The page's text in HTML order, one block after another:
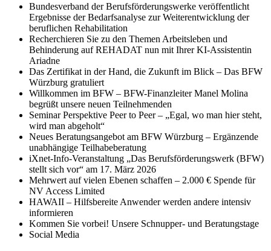
Bundesverband der Berufsförderungswerke veröffentlicht
Ergebnisse der Bedarfsanalyse zur Weiterentwicklung der
beruflichen Rehabilitation
Recherchieren Sie zu den Themen Arbeitsleben und
Behinderung auf REHADAT nun mit Ihrer KI-Assistentin
Ariadne
Das Zertifikat in der Hand, die Zukunft im Blick – Das BFW
Würzburg gratuliert
Willkommen im BFW – BFW-Finanzleiter Manel Molina
begrüßt unsere neuen Teilnehmenden
Seminar Perspektive Peer to Peer – „Egal, wo man hier steht,
wird man abgeholt“
Neues Beratungsangebot am BFW Würzburg – Ergänzende
unabhängige Teilhabeberatung
iXnet-Info-Veranstaltung „Das Berufsförderungswerk (BFW)
stellt sich vor“ am 17. März 2026
Mehrwert auf vielen Ebenen schaffen – 2.000 € Spende für
NV Access Limited
HAWAII – Hilfsbereite Anwender werden andere intensiv
informieren
Kommen Sie vorbei! Unsere Schnupper- und Beratungstage
Social Media